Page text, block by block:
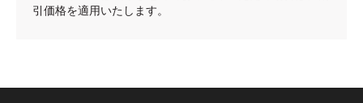
引価格を適用いたします。